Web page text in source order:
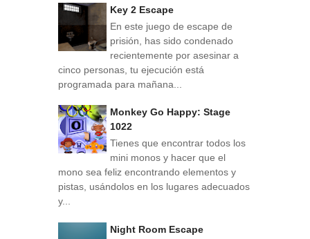
Key 2 Escape
En este juego de escape de
prisión, has sido condenado
recientemente por asesinar a
cinco personas, tu ejecución está
programada para mañana...
Monkey Go Happy: Stage
1022
Tienes que encontrar todos los
mini monos y hacer que el
mono sea feliz encontrando elementos y
pistas, usándolos en los lugares adecuados
y...
Night Room Escape